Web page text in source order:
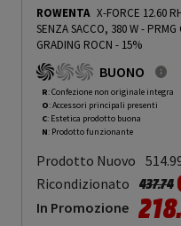
ROWENTA X-FORCE 12.60
SENZA SACCO, 380 W -
GRADING ROCN - 15%
BUONO
R: Confezione non originale integra
O: Accessori principali presenti
C: Estetica prodotto buona
N: Prodotto funzionante
Prodotto Nuovo
Ricondizionato Prezzo
437.74a
In Promozione